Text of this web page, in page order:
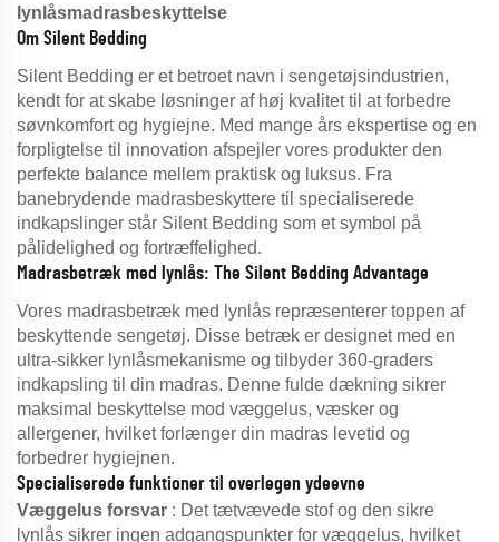
lynlåsmadrasbeskyttelse
Om Silent Bedding
Silent Bedding er et betroet navn i sengetøjsindustrien,
kendt for at skabe løsninger af høj kvalitet til at forbedre
søvnkomfort og hygiejne. Med mange års ekspertise og en
forpligtelse til innovation afspejler vores produkter den
perfekte balance mellem praktisk og luksus. Fra
banebrydende madrasbeskyttere til specialiserede
indkapslinger står Silent Bedding som et symbol på
pålidelighed og fortræffelighed.
Madrasbetræk med lynlås: The Silent Bedding Advantage
Vores madrasbetræk med lynlås repræsenterer toppen af
beskyttende sengetøj. Disse betræk er designet med en
ultra-sikker lynlåsmekanisme og tilbyder 360-graders
indkapsling til din madras. Denne fulde dækning sikrer
maksimal beskyttelse mod væggelus, væsker og
allergener, hvilket forlænger din madras levetid og
forbedrer hygiejnen.
Specialiserede funktioner til overlegen ydeevne
Væggelus forsvar : Det tætvævede stof og den sikre
lynlås sikrer ingen adgangspunkter for væggelus, hvilket